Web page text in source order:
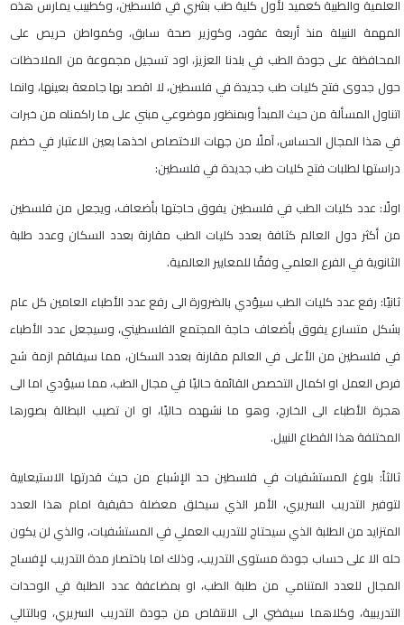
العلمية والطبية كعميد لأول كلية طب بشري في فلسطين، وكطبيب يمارس هذه
المهمة النبيلة منذ أربعة عقود، وكوزير صحة سابق، وكمواطن حريص على
المحافظة على جودة الطب في بلدنا العزيز، اود تسجيل مجموعة من الملاحظات
حول جدوى فتح كليات طب جديدة في فلسطين، لا اقصد بها جامعة بعينها، وانما
اتناول المسألة من حيث المبدأ وبمنظور موضوعي مبني على ما راكمناه من خبرات
في هذا المجال الحساس، آملًا من جهات الاختصاص اخذها بعين الاعتبار في خضم
دراستها لطلبات فتح كليات طب جديدة في فلسطين:
اولًا: عدد كليات الطب في فلسطين يفوق حاجتها بأضعاف، ويجعل من فلسطين
من أكثر دول العالم كثافة بعدد كليات الطب مقارنة بعدد السكان وعدد طلبة
الثانوية في الفرع العلمي وفقًا للمعايير العالمية.
ثانيًا: رفع عدد كليات الطب سيؤدي بالضرورة الى رفع عدد الأطباء العامين كل عام
بشكل متسارع يفوق بأضعاف حاجة المجتمع الفلسطيني، وسيجعل عدد الأطباء
في فلسطين من الأعلى في العالم مقارنة بعدد السكان، مما سيفاقم ازمة شح
فرص العمل او اكمال التخصص القائمة حاليًا في مجال الطب، مما سيؤدي اما الى
هجرة الأطباء الى الخارج، وهو ما نشهده حاليًا، او ان تصيب البطالة بصورها
المختلفة هذا القطاع النبيل.
ثالثاً: بلوغ المستشفيات في فلسطين حد الإشباع من حيث قدرتها الاستيعابية
لتوفير التدريب السريري، الأمر الذي سيخلق معضلة حقيقية امام هذا العدد
المتزايد من الطلبة الذي سيحتاج للتدريب العملي في المستشفيات، والذي لن يكون
حله الا على حساب جودة مستوى التدريب، وذلك اما باختصار مدة التدريب لإفساح
المجال للعدد المتنامي من طلبة الطب، او بمضاعفة عدد الطلبة في الوحدات
التدريبية، وكلاهما سيفضي الى الانتقاص من جودة التدريب السريري، وبالتالي